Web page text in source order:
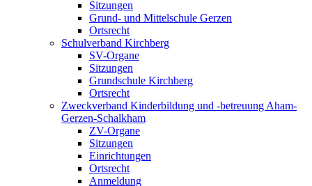
Sitzungen
Grund- und Mittelschule Gerzen
Ortsrecht
Schulverband Kirchberg
SV-Organe
Sitzungen
Grundschule Kirchberg
Ortsrecht
Zweckverband Kinderbildung und -betreuung Aham-
Gerzen-Schalkham
ZV-Organe
Sitzungen
Einrichtungen
Ortsrecht
Anmeldung